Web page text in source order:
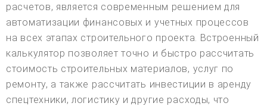
расчетов, является современным решением для
автоматизации финансовых и учетных процессов
на всех этапах строительного проекта. Встроенный
калькулятор позволяет точно и быстро рассчитать
стоимость строительных материалов, услуг по
ремонту, а также рассчитать инвестиции в аренду
спецтехники, логистику и другие расходы, что